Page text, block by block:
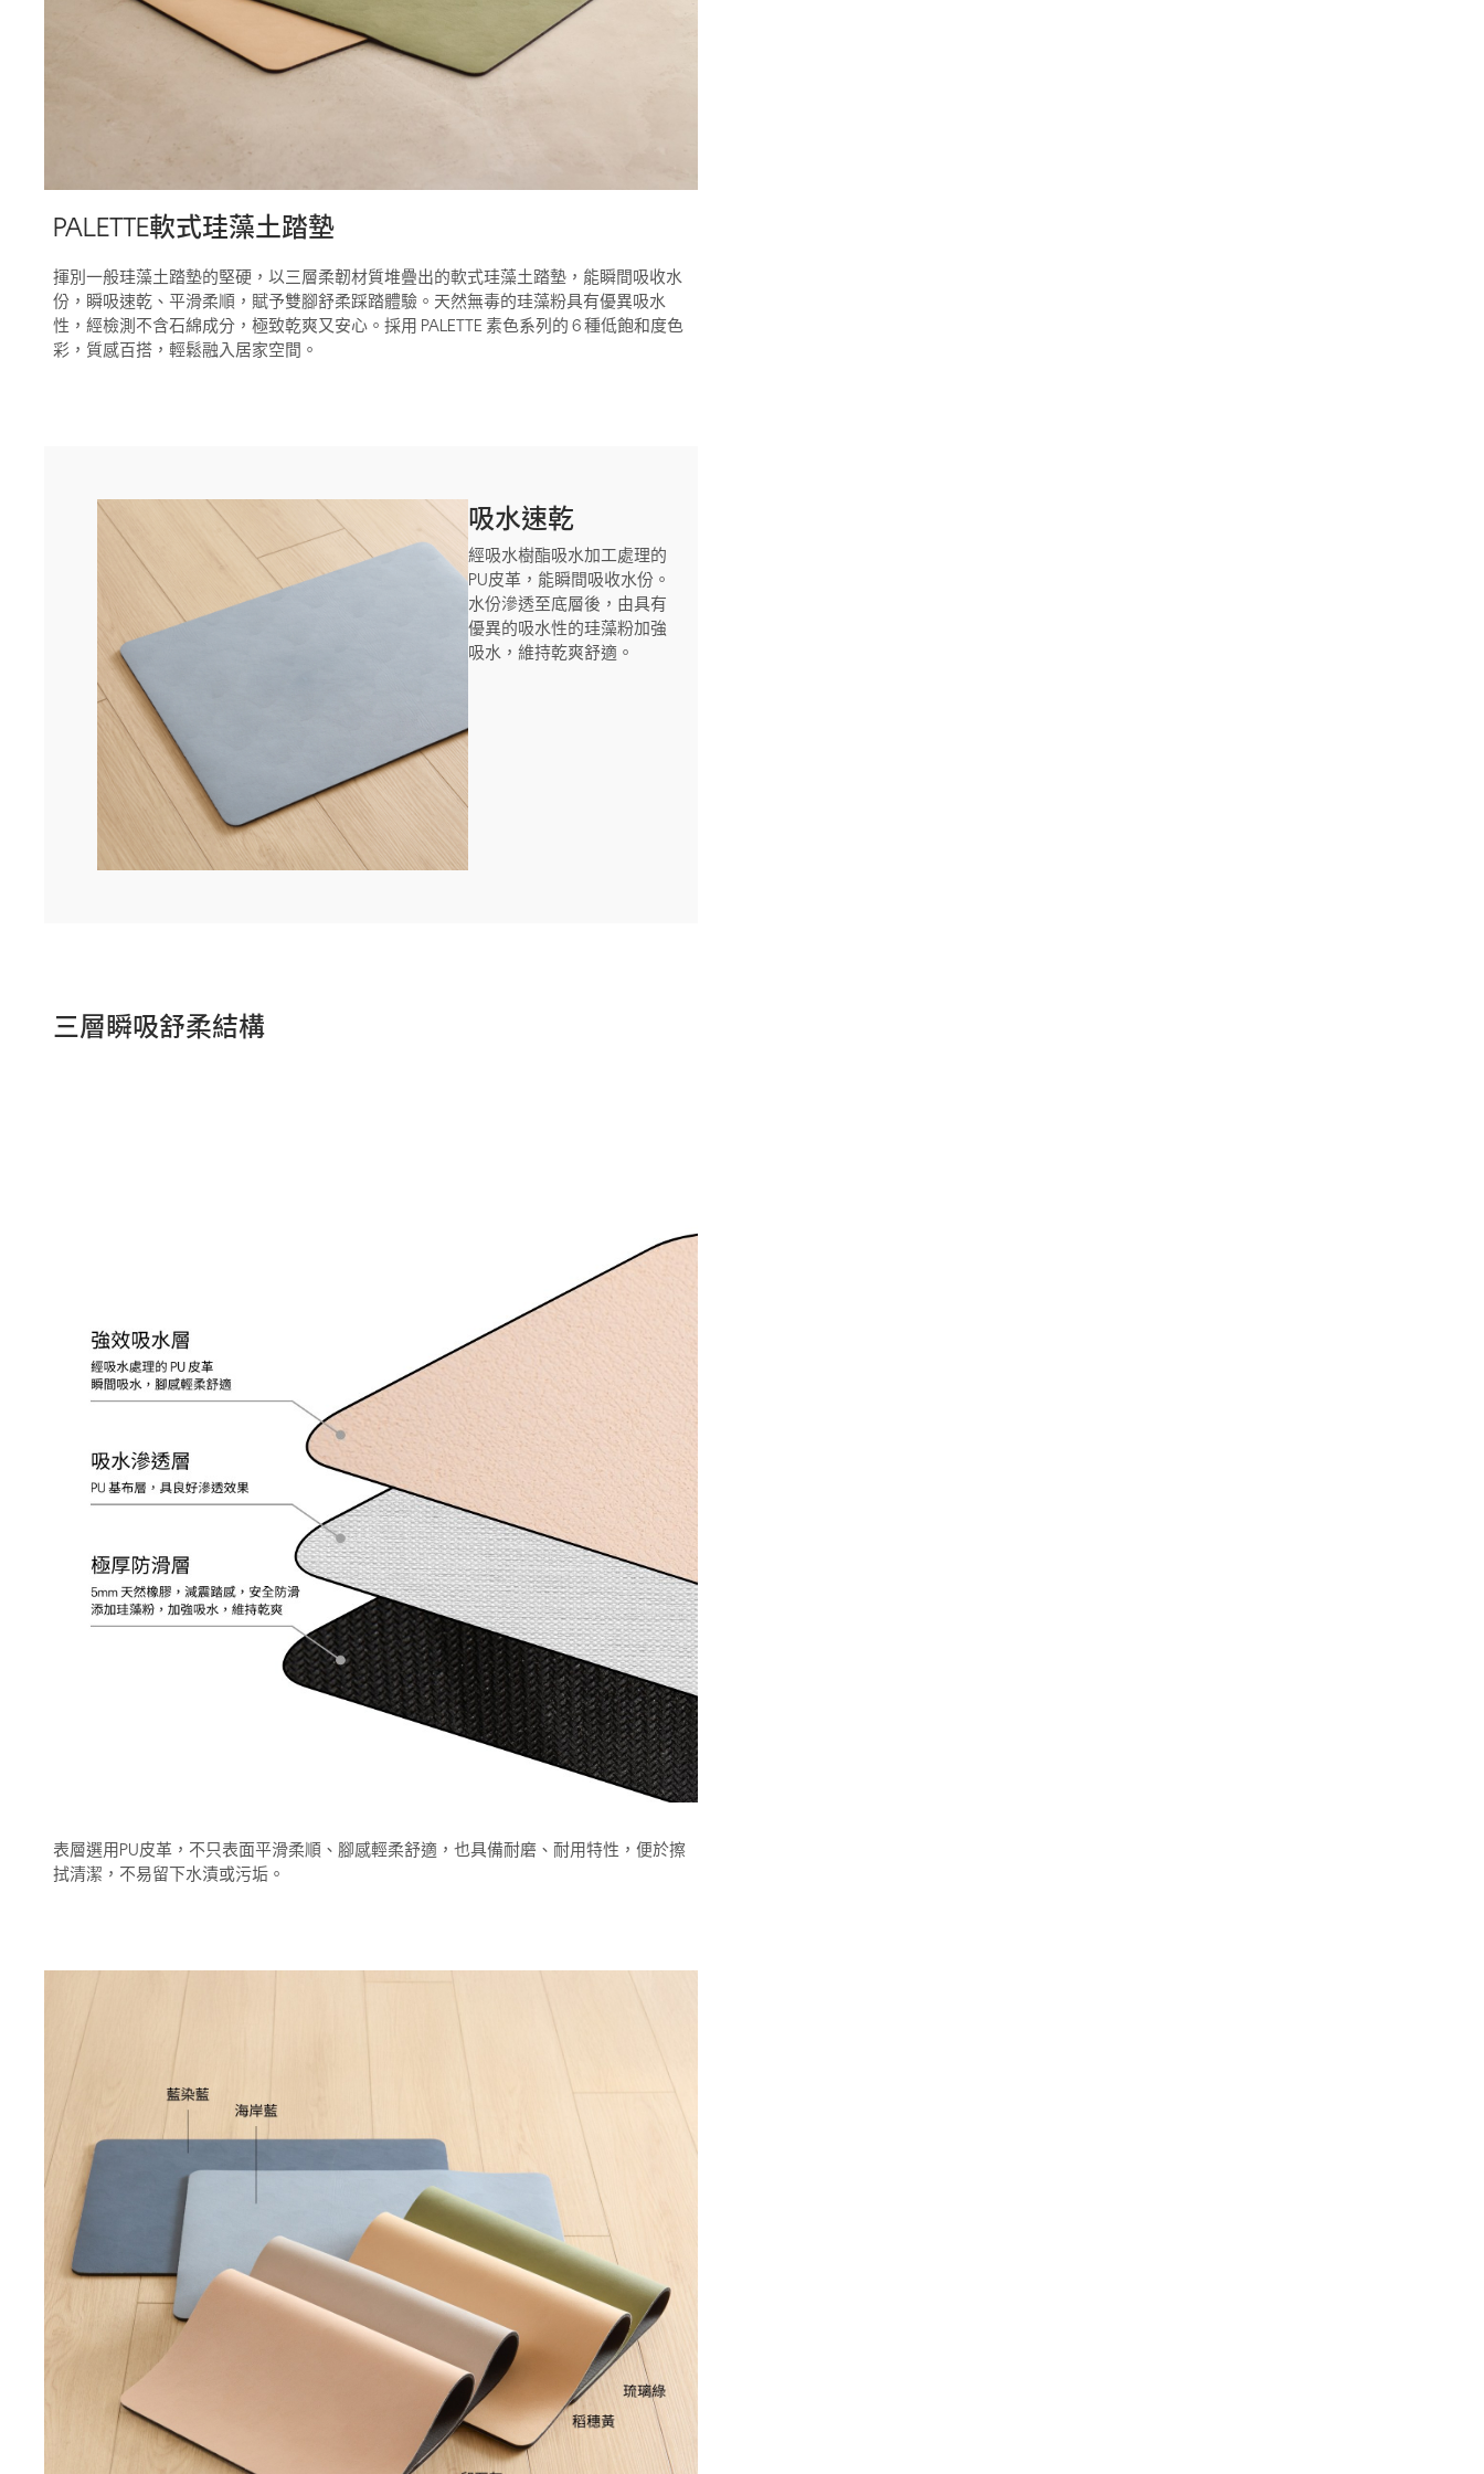
PALETTE軟式珪藻土踏墊
揮別一般珪藻土踏墊的堅硬，以三層柔韌材質堆疊出的軟式珪藻土踏墊，能瞬間吸收水
份，瞬吸速乾、平滑柔順，賦予雙腳舒柔踩踏體驗。天然無毒的珪藻粉具有優異吸水
性，經檢測不含石綿成分，極致乾爽又安心。採用 PALETTE 素色系列的 6 種低飽和度色
彩，質感百搭，輕鬆融入居家空間。
吸水速乾
經吸水樹酯吸水加工處理的
PU皮革，能瞬間吸收水份。
水份滲透至底層後，由具有
優異的吸水性的珪藻粉加強
吸水，維持乾爽舒適。
三層瞬吸舒柔結構
表層選用PU皮革，不只表面平滑柔順、腳感輕柔舒適，也具備耐磨、耐用特性，便於擦
拭清潔，不易留下水漬或污垢。